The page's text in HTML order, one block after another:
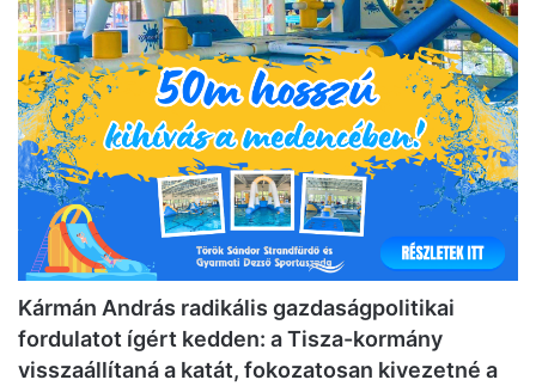
Kármán András radikális gazdaságpolitikai
fordulatot ígért kedden: a Tisza-kormány
visszaállítaná a katát, fokozatosan kivezetné a